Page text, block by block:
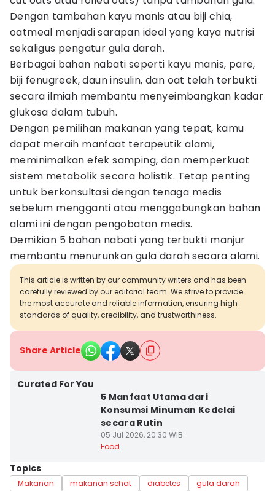
Dengan tambahan kayu manis atau biji chia,
oatmeal menjadi sarapan ideal yang kaya nutrisi
sekaligus pengatur gula darah.
Berbagai bahan nabati seperti kayu manis, pare,
biji fenugreek, daun insulin, dan oat telah terbukti
secara ilmiah membantu menyeimbangkan kadar
glukosa dalam tubuh.
Dengan pemilihan makanan yang tepat, kamu
dapat meraih manfaat terapeutik alami,
meminimalkan efek samping, dan memperkuat
sistem metabolik secara holistik. Tetap penting
untuk berkonsultasi dengan tenaga medis
sebelum mengganti atau menggabungkan bahan
alami ini dengan pengobatan medis.
Demikian 5 bahan nabati yang terbukti manjur
membantu menurunkan gula darah secara alami.
This article is written by our community writers and has been
carefully reviewed by our editorial team. We strive to provide
the most accurate and reliable information, ensuring high
standards of quality, credibility, and trustworthiness.
Share Article
Curated For You
5 Manfaat Utama dari
Konsumsi Minuman Kedelai
secara Rutin
05 Jul 2026, 20:30 WIB
Food
Topics
Makanan makanan sehat diabetes gula darah